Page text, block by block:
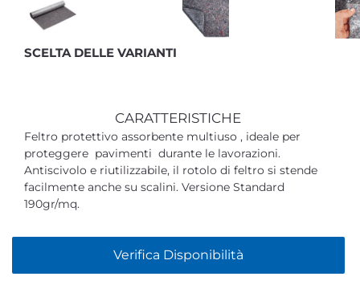
SCELTA DELLE VARIANTI
CARATTERISTICHE
Feltro protettivo assorbente multiuso , ideale per
proteggere pavimenti durante le lavorazioni.
Antiscivolo e riutilizzabile, il rotolo di feltro si stende
facilmente anche su scalini. Versione Standard
190gr/mq.
Verifica Disponibilità